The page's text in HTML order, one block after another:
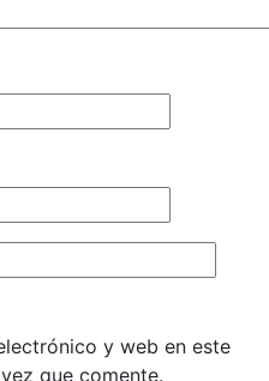
y web en este
que comente.